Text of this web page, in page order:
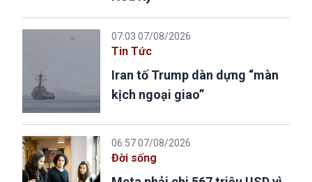
07:03 07/08/2026
Tin Tức
Iran tố Trump dàn dựng “màn
kịch ngoại giao”
06:57 07/08/2026
Đời sống